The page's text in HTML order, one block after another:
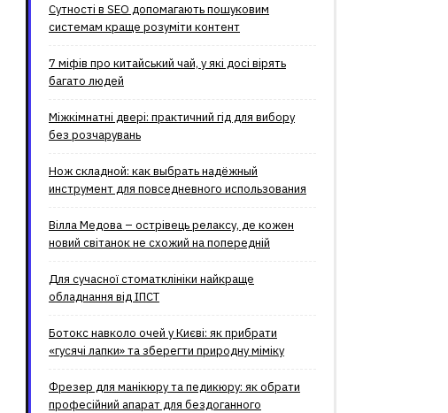
Сутності в SEO допомагають пошуковим
системам краще розуміти контент
7 міфів про китайський чай, у які досі вірять
багато людей
Міжкімнатні двері: практичний гід для вибору
без розчарувань
Нож складной: как выбрать надёжный
инструмент для повседневного использования
Вілла Медова – острівець релаксу, де кожен
новий світанок не схожий на попередній
Для сучасної стоматклініки найкраще
обладнання від ІПСТ
Ботокс навколо очей у Києві: як прибрати
«гусячі лапки» та зберегти природну міміку
Фрезер для манікюру та педикюру: як обрати
професійний апарат для бездоганного